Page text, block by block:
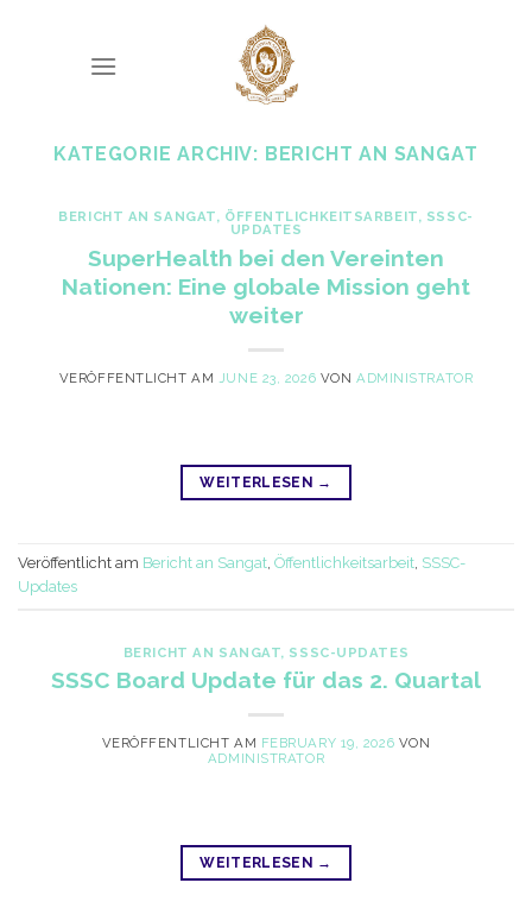
KATEGORIE ARCHIV: BERICHT AN SANGAT
BERICHT AN SANGAT, ÖFFENTLICHKEITSARBEIT, SSSC-
UPDATES
SuperHealth bei den Vereinten
Nationen: Eine globale Mission geht
weiter
VERÖFFENTLICHT AM JUNE 23, 2026 VON ADMINISTRATOR
WEITERLESEN →
Veröffentlicht am Bericht an Sangat Öffentlichkeitsarbeit SSSC-
Updates
BERICHT AN SANGAT, SSSC-UPDATES
SSSC Board Update für das 2. Quartal
VERÖFFENTLICHT AM FEBRUARY 19, 2026 VON
ADMINISTRATOR
WEITERLESEN →